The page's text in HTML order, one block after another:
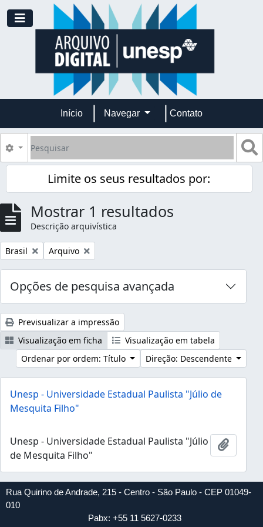
Skip to main content
Toggle navigation
Início Navegar Contato
Pesquisar
Opções de busca
Limite os seus resultados por:
Mostrar 1 resultados
Descrição arquivística
Remover filtro:
Brasil Remover filtro:
Arquivo
Opções de pesquisa avançada
Previsualizar a impressão
Visualização em ficha
Visualização em tabela
Ordenar por ordem: Título
Direção: Descendente
Unesp - Universidade Estadual Paulista "Júlio de
Mesquita Filho"
Unesp - Universidade Estadual Paulista "Júlio
de Mesquita Filho"
Rua Quirino de Andrade, 215 - Centro - São Paulo - CEP 01049-
010
Pabx: +55 11 5627-0233